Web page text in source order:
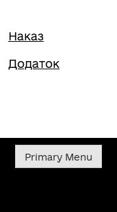
Наказ
Додаток
Primary Menu